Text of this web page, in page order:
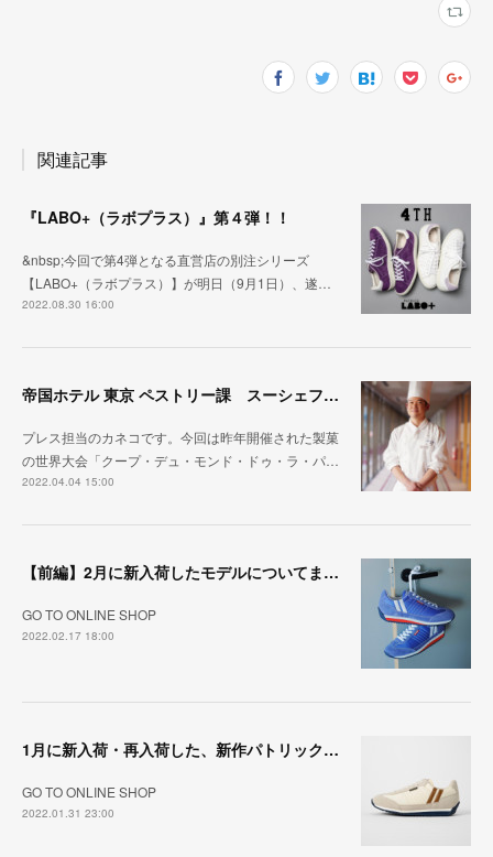
関連記事
『LABO+（ラボプラス）』第４弾！！
&nbsp;今回で第4弾となる直営店の別注シリーズ
【LABO+（ラボプラス）】が明日（9月1日）、遂…
2022.08.30 16:00
帝国ホテル 東京 ペストリー課 スーシェフ赤羽目健悟氏にお話を伺ってきました！
プレス担当のカネコです。今回は昨年開催された製菓
の世界大会「クープ・デュ・モンド・ドゥ・ラ・パ…
2022.04.04 15:00
【前編】2月に新入荷したモデルについてまとめてご紹介！
GO TO ONLINE SHOP
2022.02.17 18:00
1月に新入荷・再入荷した、新作パトリックをまとめました。
GO TO ONLINE SHOP
2022.01.31 23:00